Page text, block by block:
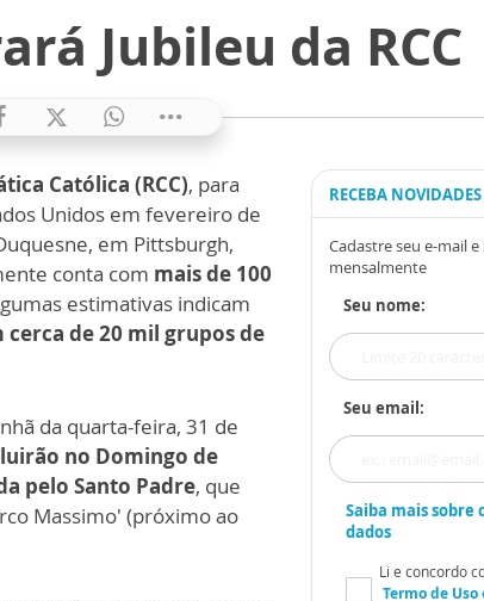
Jubileu da RCC
Católica (RCC), para
Unidos em fevereiro de
em Pittsburgh,
conta com mais de 100
estimativas indicam
de 20 mil grupos de
da quarta-feira, 31 de
no Domingo de
pelo Santo Padre, que
Massimo' (próximo ao
RECEBA NOVIDADES
Cadastre seu e-mail
mensalmente
Seu nome:
Seu email:
Saiba mais sobre
dados
Li e concordo
Termo de Uso